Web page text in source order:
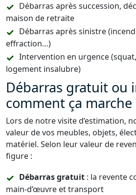
Débarras après succession,
maison de retraite
Débarras après sinistre
effraction…)
Intervention en urgence
logement insalubre)
Débarras gratuit ou
comment ça marche
Lors de notre visite d’estimation,
valeur de vos meubles, objets,
matériel. Selon leur valeur de
figure :
Débarras gratuit : la revente
main-d’œuvre et transport